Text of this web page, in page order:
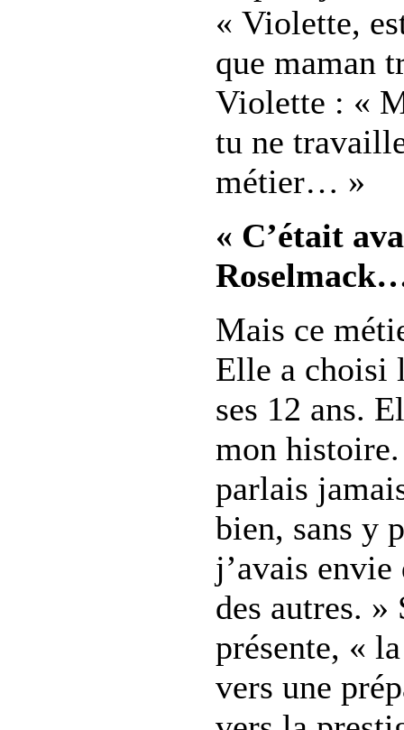
« Violette,
que maman
Violette : «
tu ne
métier… »
« C’était
Mais ce
Elle a choisi
ses 12 ans.
mon
parlais
bien, sans y
j’avais
des autres. »
présente, «
vers une